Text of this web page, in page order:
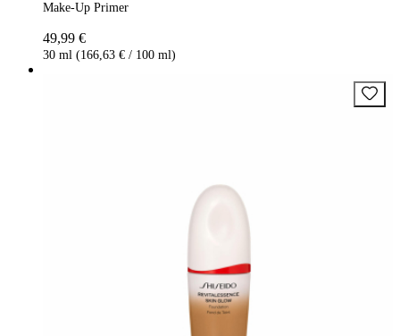
Make-Up Primer
49,99 €
30 ml (166,63 € / 100 ml)